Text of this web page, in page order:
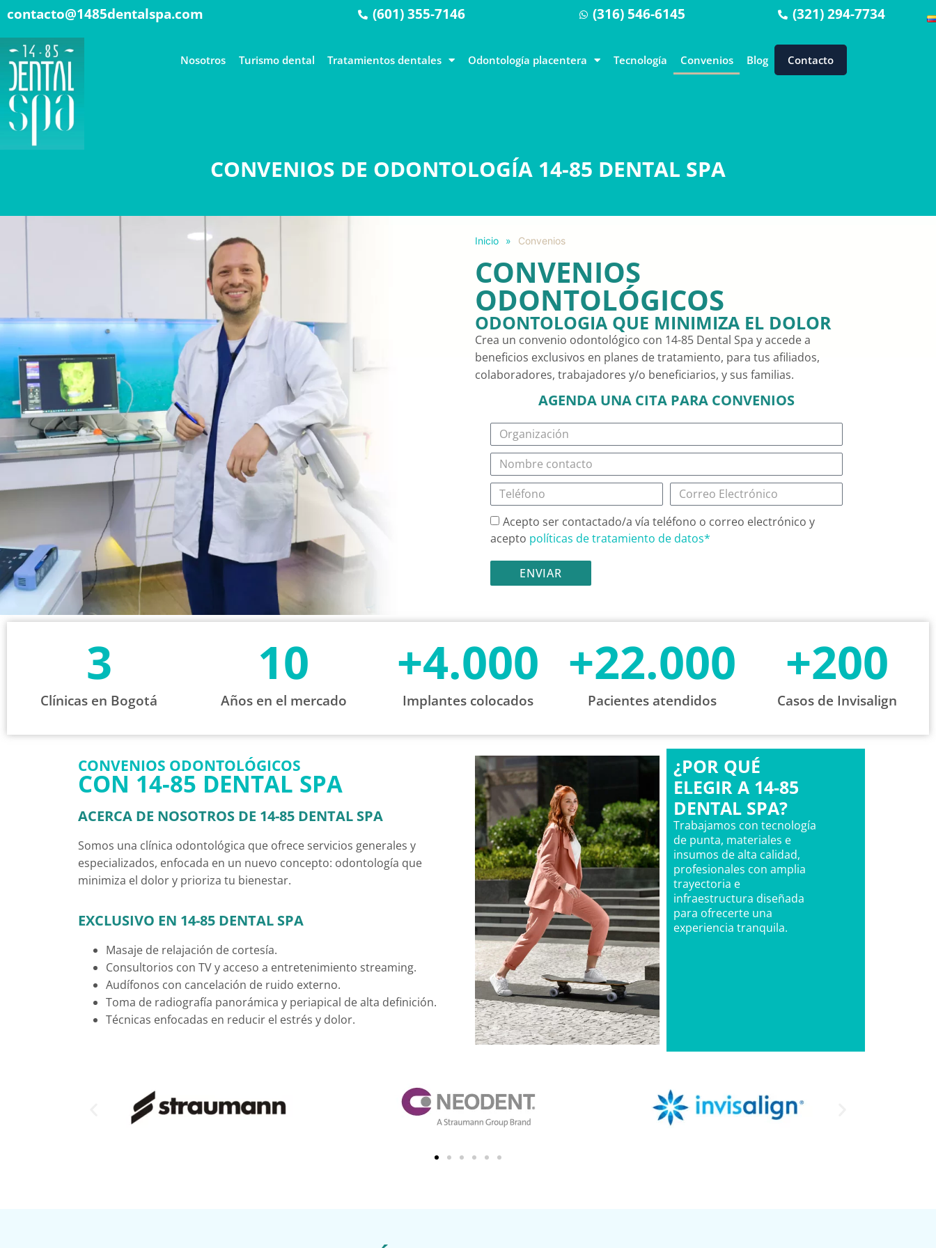
contacto@1485dentalspa.com (601) 355-7146 (316) 546-6145 (321) 294-7734
Nosotros Turismo dental Tratamientos dentales Odontología placentera Tecnología Convenios Blog Contacto
CONVENIOS DE ODONTOLOGÍA 14-85 DENTAL SPA
Inicio » Convenios
CONVENIOS
ODONTOLÓGICOS
ODONTOLOGIA QUE MINIMIZA EL DOLOR
Crea un convenio odontológico con 14-85 Dental Spa y accede a
beneficios exclusivos en planes de tratamiento, para tus afiliados,
colaboradores, trabajadores y/o beneficiarios, y sus familias.
AGENDA UNA CITA PARA CONVENIOS
Acepto ser contactado/a vía teléfono o correo electrónico y
acepto políticas de tratamiento de datos*
ENVIAR
Clínicas en Bogotá
3
Años en el mercado
10
Implantes colocados
+4.000
Pacientes atendidos
+22.000
Casos de Invisalign
+200
CONVENIOS ODONTOLÓGICOS
CON 14-85 DENTAL SPA
ACERCA DE NOSOTROS DE 14-85 DENTAL SPA
Somos una clínica odontológica que ofrece servicios generales y
especializados, enfocada en un nuevo concepto: odontología que
minimiza el dolor y prioriza tu bienestar.
EXCLUSIVO EN 14-85 DENTAL SPA
Masaje de relajación de cortesía.
Consultorios con TV y acceso a entretenimiento streaming.
Audífonos con cancelación de ruido externo.
Toma de radiografía panorámica y periapical de alta definición.
Técnicas enfocadas en reducir el estrés y dolor.
¿POR QUÉ
ELEGIR A 14-85
DENTAL SPA?
Trabajamos con tecnología
de punta, materiales e
insumos de alta calidad,
profesionales con amplia
trayectoria e
infraestructura diseñada
para ofrecerte una
experiencia tranquila.